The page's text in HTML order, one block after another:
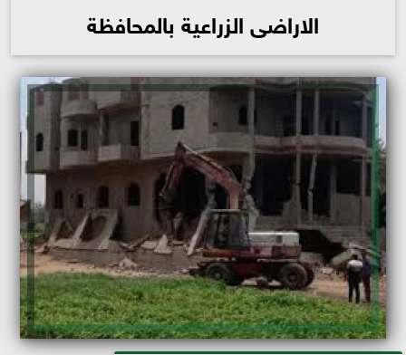
الاراضى الزراعية بالمحافظة